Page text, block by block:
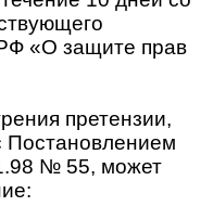
«О защите прав
претензии,
Постановлением
№ 55, может